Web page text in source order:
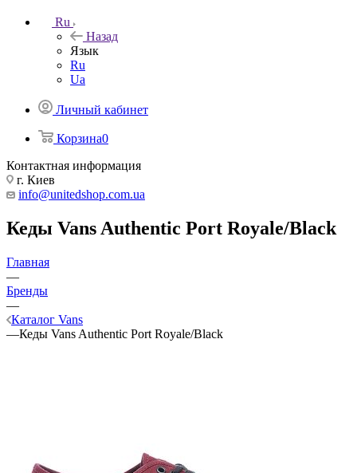
Ru
Назад
Язык
Ru
Ua
Личный кабинет
Корзина0
Контактная информация
г. Киев
info@unitedshop.com.ua
Кеды Vans Authentic Port Royale/Black
Главная
—
Бренды
—
Каталог Vans
—Кеды Vans Authentic Port Royale/Black